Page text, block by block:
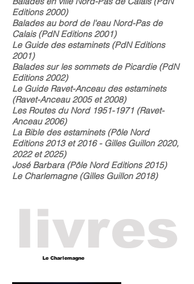
Editions 2000)
Balades au bord de l'eau Nord-Pas de
Calais (PdN Editions 2001)
Le Guide des estaminets (PdN Editions
2001)
Balades sur les sommets de Picardie (PdN
Editions 2002)
Le Guide Ravet-Anceau des estaminets
(Ravet-Anceau 2005 et 2008)
Les Routes du Nord 1951-1971 (Ravet-
Anceau 2006)
La Bible des estaminets (Pôle Nord
Editions 2013 et 2016 - Gilles Guillon 2020,
2022 et 2025)
José Barbara (Pôle Nord Editions 2015)
Le Charlemagne (Gilles Guillon 2018)
livres
Le Charlemagne